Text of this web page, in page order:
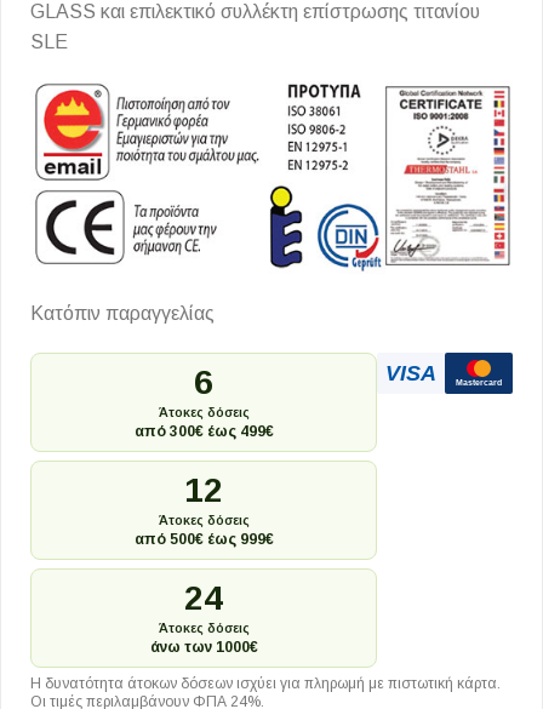
GLASS και επιλεκτικό συλλέκτη επίστρωσης τιτανίου
SLE
Κατόπιν παραγγελίας
6
Άτοκες δόσεις
από 300€ έως 499€
12
Άτοκες δόσεις
από 500€ έως 999€
24
Άτοκες δόσεις
άνω των 1000€
VISA Mastercard
Η δυνατότητα άτοκων δόσεων ισχύει για πληρωμή με πιστωτική κάρτα.
Οι τιμές περιλαμβάνουν ΦΠΑ 24%.